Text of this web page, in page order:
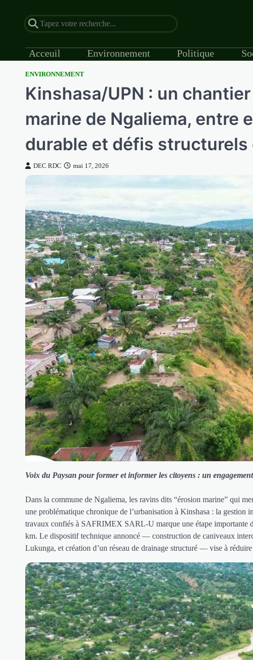
Acceuil Environnement Politique
ENVIRONNEMENT
Kinshasa/UPN : un
marine de Ngaliema, entre
durable et défis structurels
DEC RDC mai 17, 2026
Voix du Paysan pour former et informer les citoyens : un
Dans la commune de Ngaliema, les ravins dits “érosion marine” qui
une problématique chronique de l’urbanisation à Kinshasa : la
travaux confiés à SAFRIMEX SARL-U marque une étape importante
km. Le dispositif technique annoncé — construction de caniveaux
Lukunga, et création d’un réseau de drainage structuré — vise à